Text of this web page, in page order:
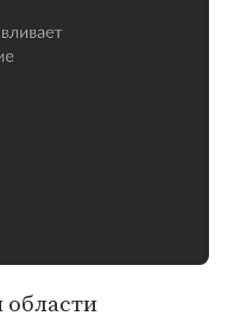
области